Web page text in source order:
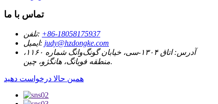
تماس با ما
تلفن: ‎+86-18058175937‎
ایمیل: judy@hzdongke.com
آدرس:
اتاق ۱۳۰۴-سی، خیابان گونگ‌وانگ شماره ۱۱۶۰،
منطقه فویانگ، هانگژو، چین.
همین حالا درخواست دهید